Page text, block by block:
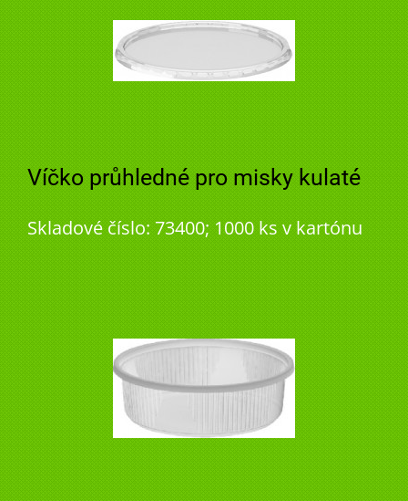
Víčko průhledné pro misky kulaté
Skladové číslo: 73400; 1000 ks v kartónu